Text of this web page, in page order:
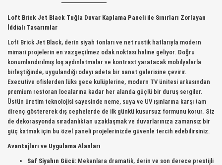
Loft Brick Jet Black Tuğla Duvar Kaplama Paneli ile Sınırları Zorlayan
İddialı Tasarımlar
Loft Brick Jet Black, derin siyah tonları ve net rustik hatlarıyla modern
mimari projelerin en vazgeçilmez odak noktası haline geliyor. Doğru
konumlandırılmış loş aydınlatmalar ve kontrast yaratacak mobilyalarla
birleştiğinde, uygulandığı odayı adeta bir sanat galerisine çevirir.
Executive ofislerden lüks gece kulüplerine, modern TV ünitesi arkasından
premium restoran localarına kadar her alanda güçlü bir duruş sergiler.
Üstün üretim teknolojisi sayesinde neme, suya ve UV ışınlarına karşı tam
direnç göstererek dış cephelerde de ilk günkü kusursuz formunu korur. Siz
de dekorasyonda sıradanlıktan uzaklaşmak ve duvarlarınıza zamansız bir
güç katmak için bu özel paneli projelerinizde güvenle tercih edebilirsiniz.
Avantajları ve Uygulama Alanları
Saf Siyahın Gücü: Mekanlara dramatik, derin ve son derece prestijli